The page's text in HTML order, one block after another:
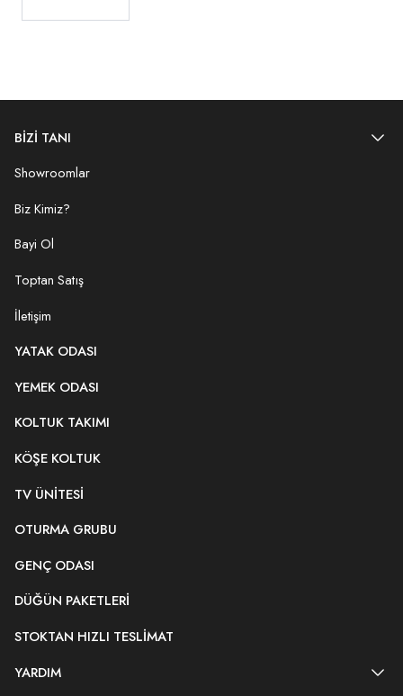
BİZİ TANI
Showroomlar
Biz Kimiz?
Bayi Ol
Toptan Satış
İletişim
YATAK ODASI
YEMEK ODASI
KOLTUK TAKIMI
KÖŞE KOLTUK
TV ÜNITESI
OTURMA GRUBU
GENÇ ODASI
DÜĞÜN PAKETLERI
STOKTAN HIZLI TESLIMAT
YARDIM